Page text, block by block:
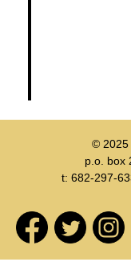
© 2025
p.o. box
t: 682-297-